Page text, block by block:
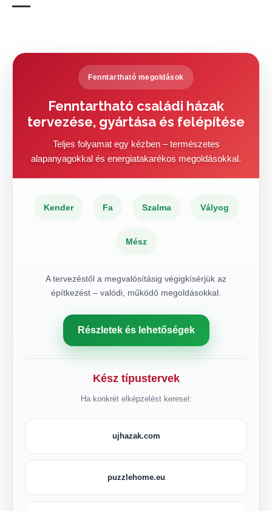
Fenntartható megoldások
Fenntartható családi házak
tervezése, gyártása és felépítése
Teljes folyamat egy kézben – természetes
alapanyagokkal és energiatakarékos megoldásokkal.
Kender Fa Szalma Vályog
Mész
A tervezéstől a megvalósításig végigkísérjük az
építkezést – valódi, működő megoldásokkal.
Részletek és lehetőségek
Kész típustervek
Ha konkrét elképzelést keresel:
ujhazak.com
puzzlehome.eu